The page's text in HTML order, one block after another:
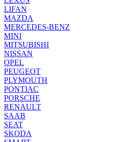
LIFAN
MAZDA
MERCEDES-BENZ
MINI
MITSUBISHI
NISSAN
OPEL
PEUGEOT
PLYMOUTH
PONTIAC
PORSCHE
RENAULT
SAAB
SEAT
SKODA